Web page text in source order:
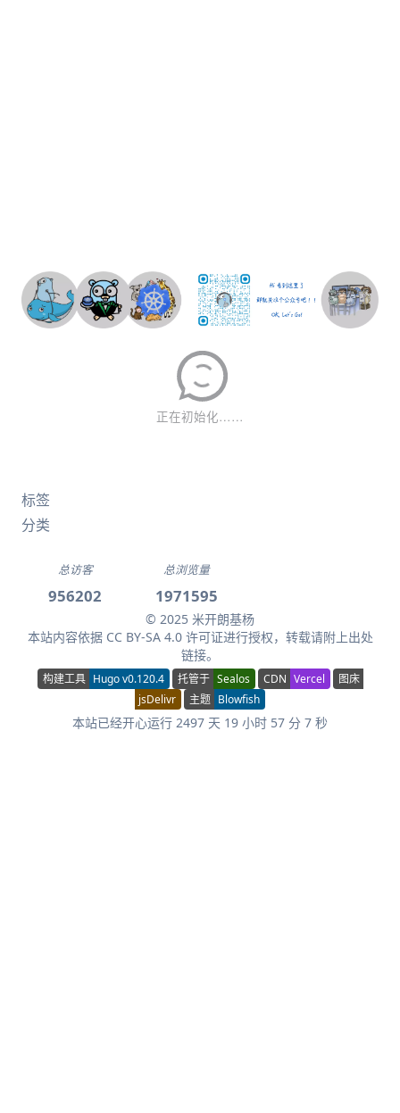
标签
分类
总访客
956202
总浏览量
1971595
© 2025 米开朗基杨
本站内容依据 CC BY-SA 4.0许可证进行授权，转载请附上出处
链接。
构建工具 Hugo v0.120.4 托管于 Sealos CDN Vercel
图床
jsDelivr
主题 Blowfish
本站已经开心运行 2497 天 19 小时 57 分 8 秒